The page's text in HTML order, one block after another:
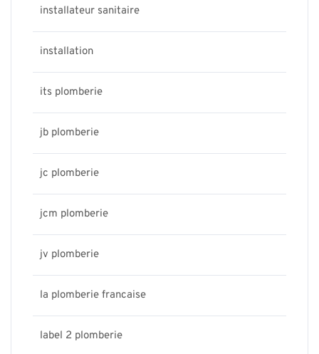
installateur sanitaire
installation
its plomberie
jb plomberie
jc plomberie
jcm plomberie
jv plomberie
la plomberie francaise
label 2 plomberie